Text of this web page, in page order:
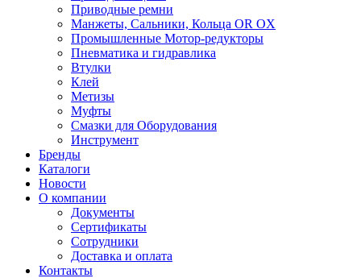
Приводные ремни
Манжеты, Сальники, Кольца OR OX
Промышленные Мотор-редукторы
Пневматика и гидравлика
Втулки
Клей
Метизы
Муфты
Смазки для Оборудования
Инструмент
Бренды
Каталоги
Новости
О компании
Документы
Сертификаты
Сотрудники
Доставка и оплата
Контакты